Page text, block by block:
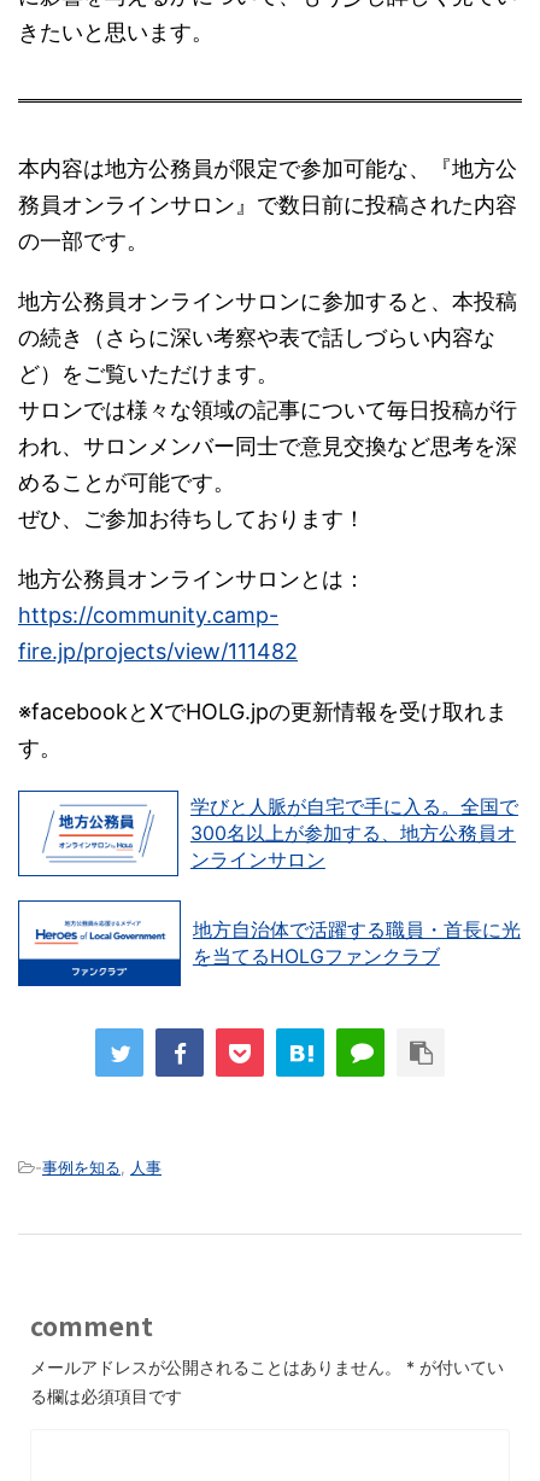
きたいと思います。
本内容は地方公務員が限定で参加可能な、『地方公
務員オンラインサロン』で数日前に投稿された内容
の一部です。
地方公務員オンラインサロンに参加すると、本投稿
の続き（さらに深い考察や表で話しづらい内容な
ど）をご覧いただけます。
サロンでは様々な領域の記事について毎日投稿が行
われ、サロンメンバー同士で意見交換など思考を深
めることが可能です。
ぜひ、ご参加お待ちしております！
地方公務員オンラインサロンとは：
https://community.camp-
fire.jp/projects/view/111482
※facebookとXでHOLG.jpの更新情報を受け取れま
す。
学びと人脈が自宅で手に入る。全国で
300名以上が参加する、地方公務員オ
ンラインサロン
地方自治体で活躍する職員・首長に光
を当てるHOLGファンクラブ
-事例を知る, 人事
comment
メールアドレスが公開されることはありません。 * が付いてい
る欄は必須項目です